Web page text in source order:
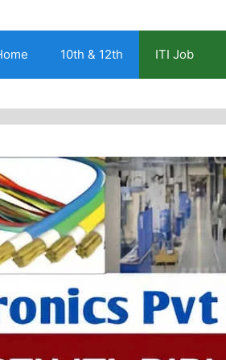
10th & 12th ITI Job